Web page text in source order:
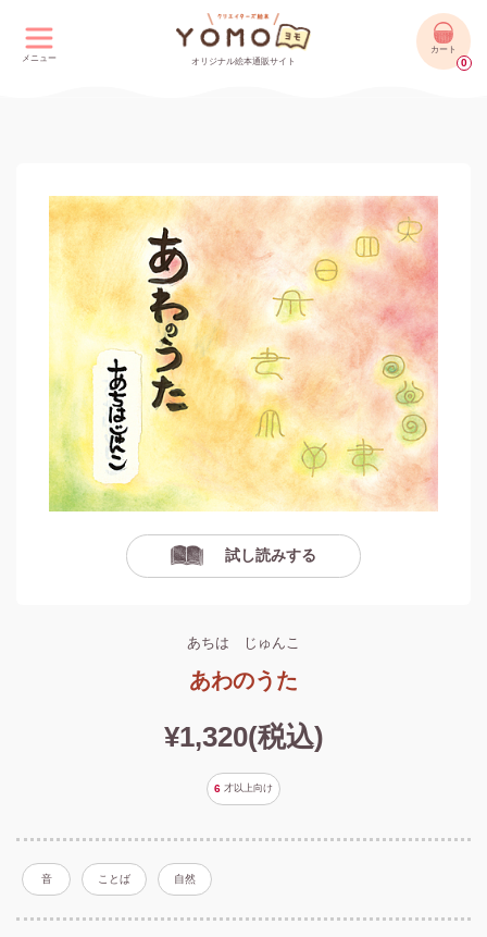
メニュー オリジナル絵本通販サイト
カート
0
試し読みする
あちは じゅんこ
あわのうた
¥1,320(税込)
6 才以上向け
音 ことば 自然